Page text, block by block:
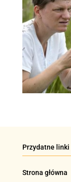
Przydatne linki
Strona główna